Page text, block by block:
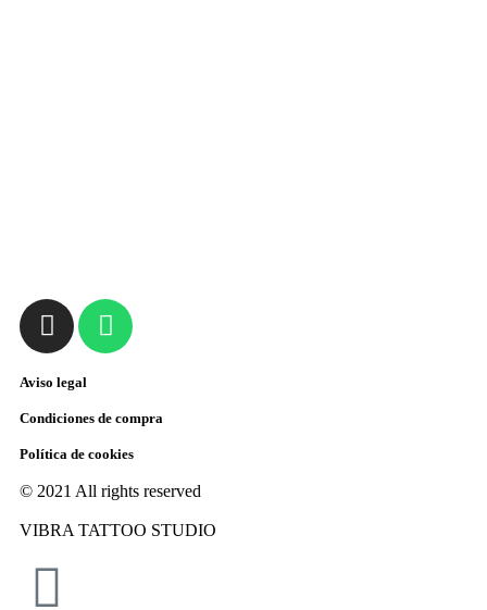
Aviso legal
Condiciones de compra
Política de cookies
© 2021 All rights reserved
VIBRA TATTOO STUDIO